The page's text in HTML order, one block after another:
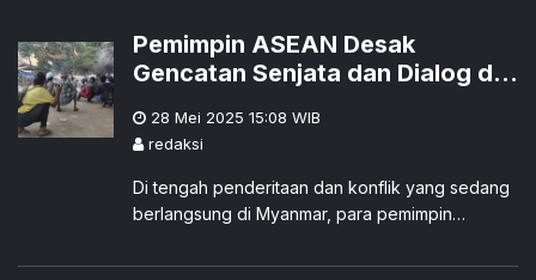
Pemimpin ASEAN Desak
Gencatan Senjata dan Dialog di
28 Mei 2025 15:08 WIB
redaksi
Di tengah penderitaan dan konflik yang sedang
berlangsung di Myanmar, para pemimpin
untuk KTT ASEAN mengimbau semua pihak di